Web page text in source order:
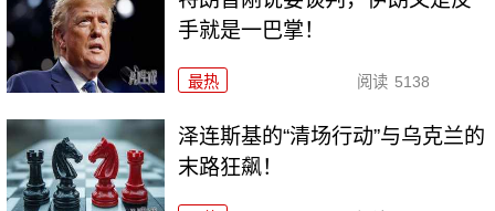
手就是一巴掌！
最热 阅读 5138
泽连斯基的“清场行动”与乌克兰的
末路狂飙！